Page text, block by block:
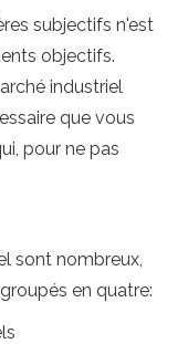
subjectifs n'est
objectifs.
industriel
que vous
pour ne pas
sont nombreux,
en quatre: